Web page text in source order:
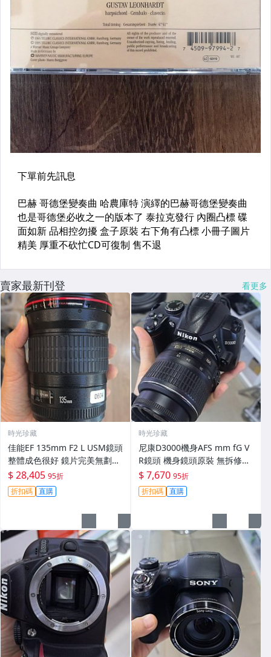
賣家最新刊登 看更多
時光珍藏
佳能EF 135mm F2 L USM鏡頭
整體成色很好 鏡片完美無劃痕
功能一切正常 無拆修無-3430
$ 28,405 95折
折扣碼 直購
時光珍藏
尼康D3000機身AFS mm fG V
R鏡頭 機身鏡頭原裝 無拆修無
翻新 有輕微使用痕跡 鏡頭-34
30
$ 7,670 95折
折扣碼 直購